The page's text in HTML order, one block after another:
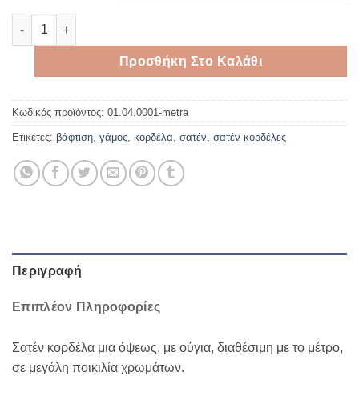
Σατέν κορδέλες μιας όψεως σε πολλά χρώματα με το μέτρο
Προσθήκη Στο Καλάθι
Κωδικός προϊόντος: 01.04.0001-metra
Ετικέτες: βάφτιση, γάμος, κορδέλα, σατέν, σατέν κορδέλες
Περιγραφή
Επιπλέον Πληροφορίες
Σατέν κορδέλα μια όψεως, με ούγια, διαθέσιμη με το μέτρο,
σε μεγάλη ποικιλία χρωμάτων.